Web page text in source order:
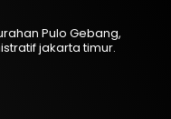
Pulo Gebang,
jakarta timur.